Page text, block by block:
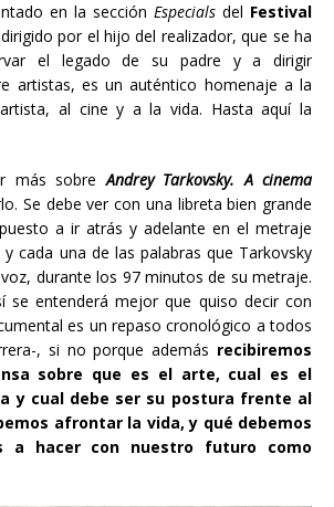
en la sección Especials del Festival
por el hijo del realizador, que se ha
el legado de su padre y a dirigir
artistas, es un auténtico homenaje a la
al cine y a la vida. Hasta aquí la
más sobreAndrey Tarkovsky. A cinema
Se debe ver con una libreta bien grande
a ir atrás y adelante en el metraje
cada una de las palabras que Tarkovsky
durante los 97 minutos de su metraje.
se entenderá mejor que quiso decir con
es un repaso cronológico a todos
, si no porque además recibiremos
sobre que es el arte, cual es el
y cual debe ser su postura frente al
afrontar la vida, y qué debemos
a hacer con nuestro futuro como